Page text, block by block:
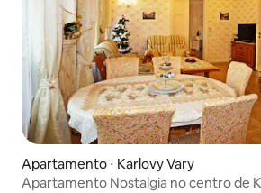
Apartamento ⋅ Karlovy Vary
Apartamento Nostalgia no centro de